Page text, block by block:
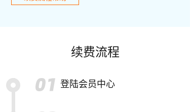
续费流程
登陆会员中心